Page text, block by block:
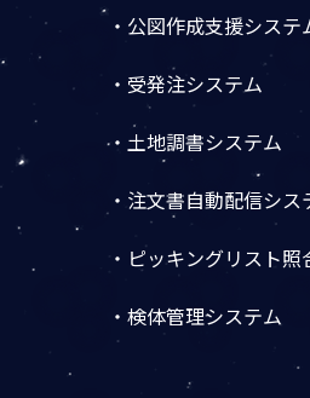
・公図作成支援システ
・受発注システム
・土地調書システム
・注文書自動配信シス
・ピッキングリスト照
・検体管理システム